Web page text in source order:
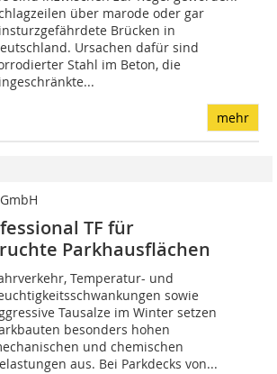
über marode oder gar
Brücken in
Ursachen dafür sind
Stahl im Beton, die
mehr
TF für
Parkhausflächen
Temperatur- und
sowie
Tausalze im Winter setzen
besonders hohen
und chemischen
aus. Bei Parkdecks von...